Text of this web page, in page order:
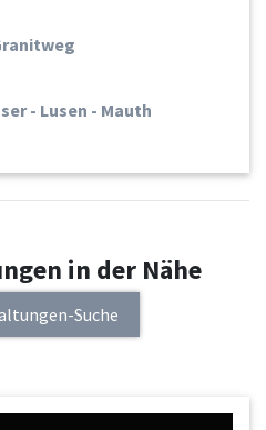
- Lusen - Mauth
in der Nähe
Suche